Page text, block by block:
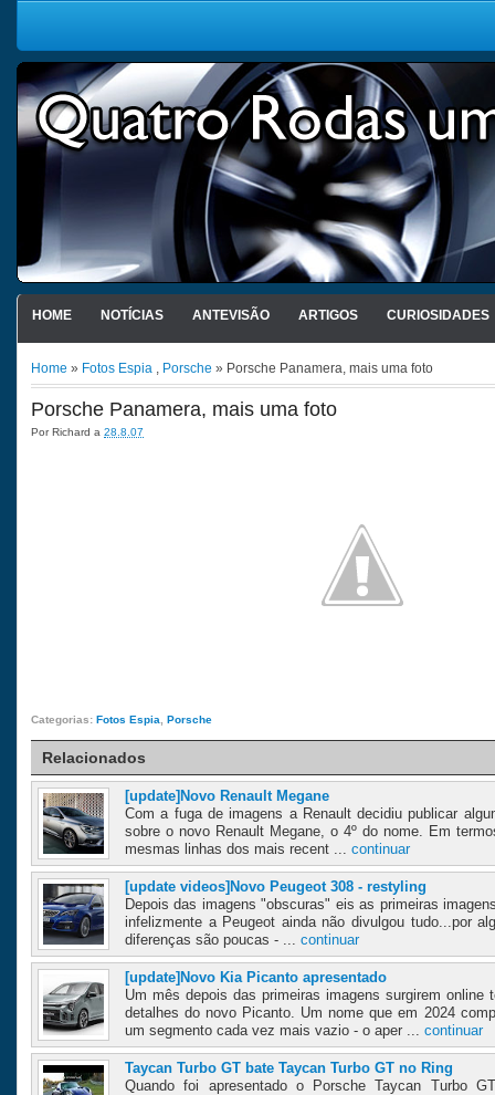
HOME NOTÍCIAS ANTEVISÃO ARTIGOS CURIOSIDADES
Home » Fotos Espia , Porsche » Porsche Panamera, mais uma foto
Porsche Panamera, mais uma foto
PorRichard a 28.8.07
Categorias: Fotos Espia Porsche
Relacionados
[update]Novo Renault Megane
Com a fuga de imagens a Renault decidiu publicar
sobre o novo Renault Megane, o 4º do nome. Em
mesmas linhas dos mais recent ... continuar
[update videos]Novo Peugeot 308 - restyling
Depois das imagens "obscuras" eis as primeiras
infelizmente a Peugeot ainda não divulgou tudo...por
diferenças são poucas - ... continuar
[update]Novo Kia Picanto apresentado
Um mês depois das primeiras imagens surgirem online
detalhes do novo Picanto. Um nome que em 2024
um segmento cada vez mais vazio - o aper ... continuar
Taycan Turbo GT bate Taycan Turbo GT no Ring
Quando foi apresentado o Porsche Taycan Turbo